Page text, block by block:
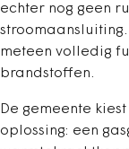
echter nog geen
meteen volledig
brandstoffen.
De gemeente
oplossing: een